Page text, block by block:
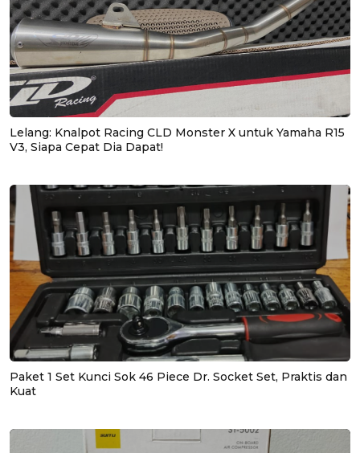
Lelang: Knalpot Racing CLD Monster X untuk Yamaha R15
V3, Siapa Cepat Dia Dapat!
Paket 1 Set Kunci Sok 46 Piece Dr. Socket Set, Praktis dan
Kuat